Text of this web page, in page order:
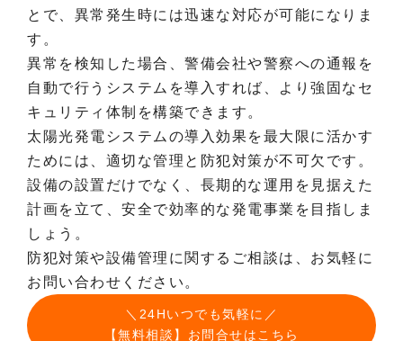
とで、異常発生時には迅速な対応が可能になりま
す。
異常を検知した場合、警備会社や警察への通報を
自動で行うシステムを導入すれば、より強固なセ
キュリティ体制を構築できます。
太陽光発電システムの導入効果を最大限に活かす
ためには、適切な管理と防犯対策が不可欠です。
設備の設置だけでなく、長期的な運用を見据えた
計画を立て、安全で効率的な発電事業を目指しま
しょう。
防犯対策や設備管理に関するご相談は、お気軽に
お問い合わせください。
＼24Hいつでも気軽に／
【無料相談】お問合せはこちら